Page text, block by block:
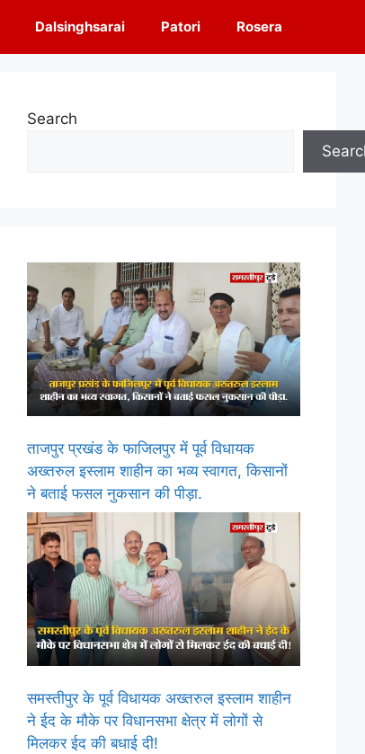
Dalsinghsarai Patori Rosera
Search
ताजपुर प्रखंड के फाजिलपुर में पूर्व विधायक
अख्तरुल इस्लाम शाहीन का भव्य स्वागत, किसानों
ने बताई फसल नुकसान की पीड़ा.
समस्तीपुर के पूर्व विधायक अख्तरुल इस्लाम शाहीन
ने ईद के मौके पर विधानसभा क्षेत्र में लोगों से
मिलकर ईद की बधाई दी!